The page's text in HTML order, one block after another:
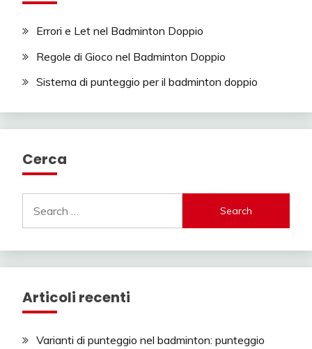
Errori e Let nel Badminton Doppio
Regole di Gioco nel Badminton Doppio
Sistema di punteggio per il badminton doppio
Cerca
for:
Articoli recenti
Varianti di punteggio nel badminton: punteggio